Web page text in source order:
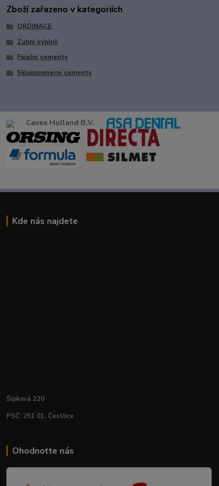
Zboží zařazeno v kategoriích
ORDINACE
Zubní výplně
Fixační cementy
Skloionomerní cementy
Cavex Holland B.V.
Kde nás najdete
Šípková 220
PSČ: 251 01, Čestlice
Ohodnoťte nás